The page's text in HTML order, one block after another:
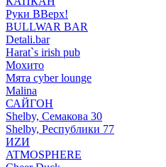
Руки ВВерх!
BULLWAR BAR
Detali.bar
Harat`s irish pub
Мохито
Мята cyber lounge
Malina
САЙГОН
Shelby, Семакова 30
Shelby, Республики 77
ИZИ
ATMOSPHERE